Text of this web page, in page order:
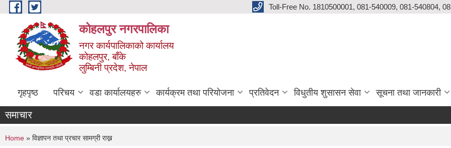
Skip to main content Toll-Free No. 1810500001, 081-540009, 081-540804,
कोहलपुर नगरपालिका
नगर कार्यपालिकाको कार्यालय
कोहलपुर, बाँके
लुम्बिनी प्रदेश, नेपाल
गृहपृष्ठ परिचय वडा कार्यालयहरु कार्यक्रम तथा परियोजना प्रतिवेदन विधुतीय शुसासन सेवा सूचना तथा जानकारी
समाचार
You are here
Home » विज्ञापन तथा प्रचार सामग्री राख्न